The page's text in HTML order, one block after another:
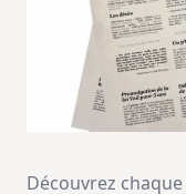
Découvrez